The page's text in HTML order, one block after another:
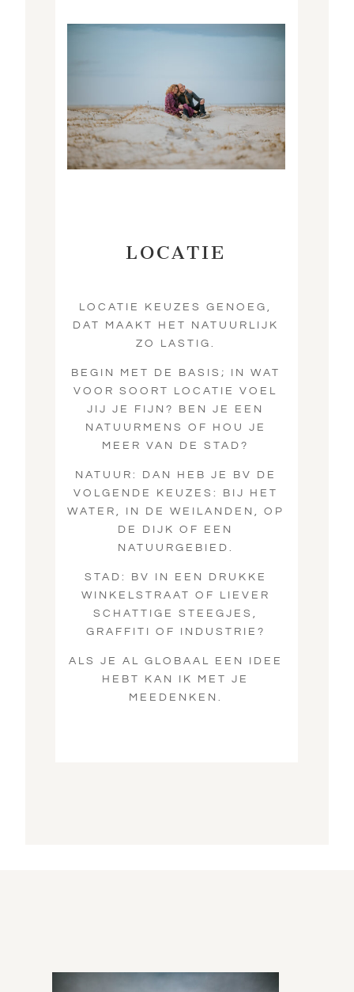
LOCATIE
LOCATIE KEUZES GENOEG,
DAT MAAKT HET NATUURLIJK
ZO LASTIG.
BEGIN MET DE BASIS; IN WAT
VOOR SOORT LOCATIE VOEL
JIJ JE FIJN? BEN JE EEN
NATUURMENS OF HOU JE
MEER VAN DE STAD?
NATUUR: DAN HEB JE BV DE
VOLGENDE KEUZES: BIJ HET
WATER, IN DE WEILANDEN, OP
DE DIJK OF EEN
NATUURGEBIED.
STAD: BV IN EEN DRUKKE
WINKELSTRAAT OF LIEVER
SCHATTIGE STEEGJES,
GRAFFITI OF INDUSTRIE?
ALS JE AL GLOBAAL EEN IDEE
HEBT KAN IK MET JE
MEEDENKEN.